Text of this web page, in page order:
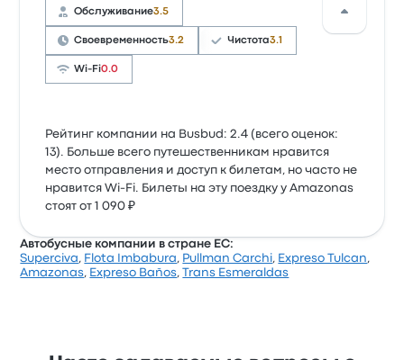
Обслуживание3.5
Своевременность3.2 Чистота3.1
Wi-Fi0.0
Рейтинг компании на Busbud: 2.4 (всего оценок:
13). Больше всего путешественникам нравится
место отправления и доступ к билетам, но часто не
нравится Wi-Fi. Билеты на эту поездку у Amazonas
стоят от 1 090 ₽
Автобусные компании в стране EC:
Superciva, Flota Imbabura, Pullman Carchi, Expreso Tulcan,
Amazonas, Expreso Baños,Trans Esmeraldas